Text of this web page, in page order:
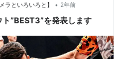
ラといろいろと】 • 2年前
”BEST3”を発表します